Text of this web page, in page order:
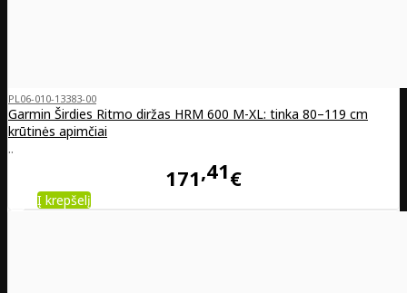
PL06-010-13383-00
Garmin Širdies Ritmo diržas HRM 600 M-XL: tinka 80–119 cm
krūtinės apimčiai
..
171 41€
Į krepšelį